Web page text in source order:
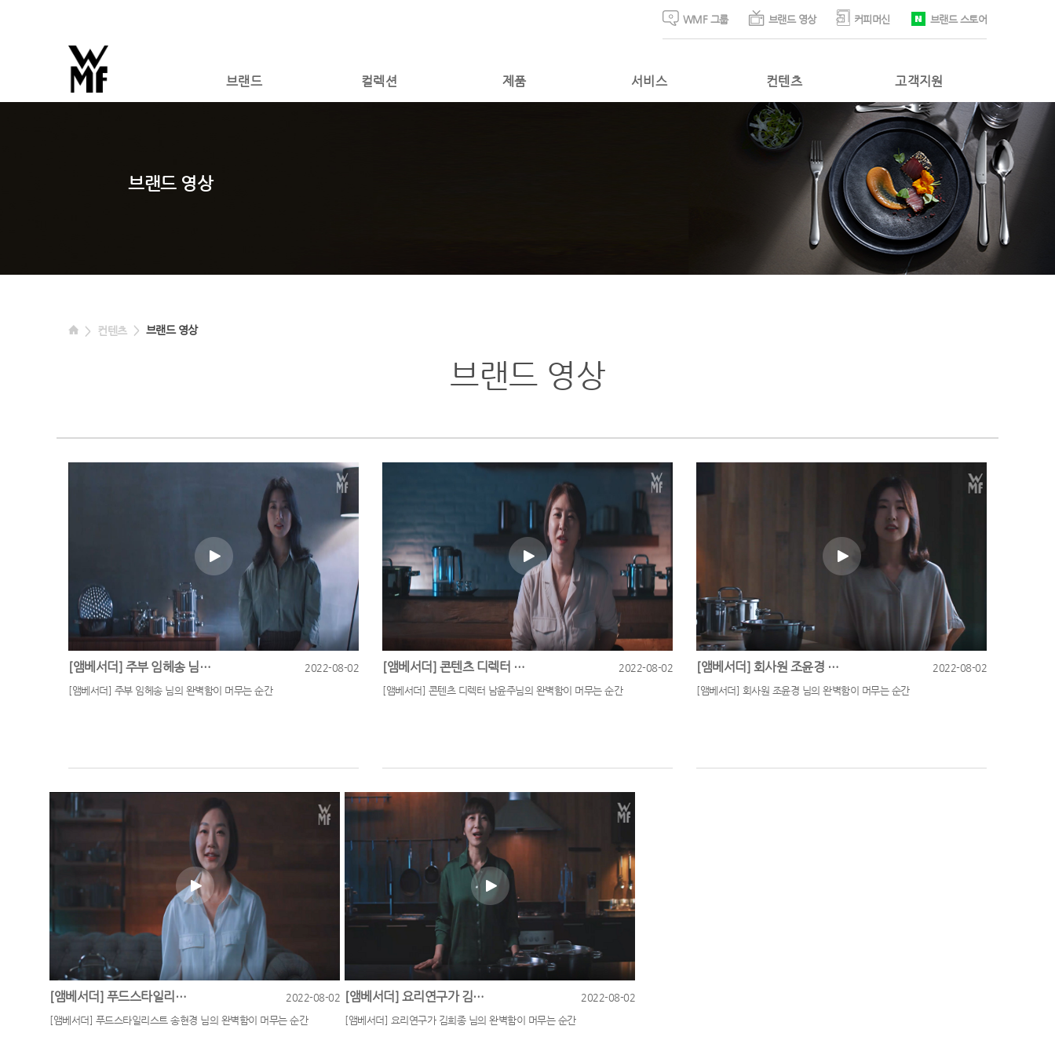
WMF 그룹 브랜드 영상 커피머신 브랜드 스토어
브랜드 컬렉션 제품 서비스 컨텐츠 고객지원
브랜드 영상
컨텐츠 브랜드 영상
브랜드 영상
[앰베서더] 주부 임헤송 님의 완벽함이 머무는 순간
2022-08-02
[앰베서더] 주부 임헤송 님의 완벽함이 머무는 순간
[앰베서더] 콘텐츠 디렉터 남윤주님의 완벽함이 머무는 순간
2022-08-02
[앰베서더] 콘텐츠 디렉터 남윤주님의 완벽함이 머무는 순간
[앰베서더] 회사원 조윤경 님의 완벽함이 머무는 순간
2022-08-02
[앰베서더] 회사원 조윤경 님의 완벽함이 머무는 순간
[앰베서더] 푸드스타일리스트 송현경 님의 완벽함이 머무는 순간
2022-08-02
[앰베서더] 푸드스타일리스트 송현경 님의 완벽함이 머무는 순간
[앰베서더] 요리연구가 김희종 님의 완벽함이 머무는 순간
2022-08-02
[앰베서더] 요리연구가 김희종 님의 완벽함이 머무는 순간